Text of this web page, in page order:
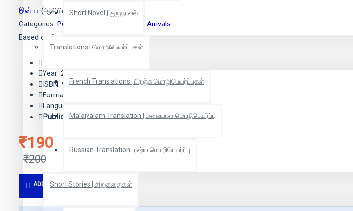
Short Novel | குறுநாவல்
Translations | மொழிபெயர்ப்புகள்
French Translations | பிரஞ்சு மொழிபெயர்ப்புகள்
Malaiyalam Translation | மலையாள மொழிபெயர்ப்பு
Russian Translation | ரஷ்ய மொழிபெயர்ப்பு
Short Stories | சிறுகதைகள்
இன்பா (ஆசிரியர்)
Categories: Poetry | கவிதை
2025 New Arrivals
Based on 0 reviews.
₹190
₹200
Edition: 1
Year: 2025
ISBN: 978-93-48598-76-
Format: Paper Back
Language: Tamil
Publisher: எதிர் வெளியீடு
ADD TO CART